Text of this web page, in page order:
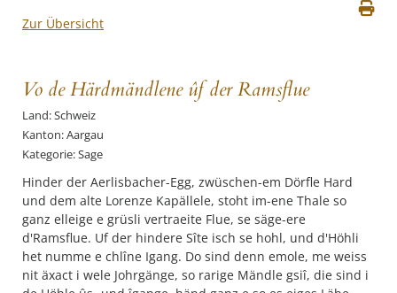
Zur Übersicht
Vo de Härdmändlene ûf der Ramsflue
Land: Schweiz
Kanton: Aargau
Kategorie: Sage
Hinder der Aerlisbacher-Egg, zwüschen-em Dörfle Hard
und dem alte Lorenze Kapällele, stoht im-ene Thale so
ganz elleige e grüsli vertraeite Flue, se säge-ere
d'Ramsflue. Uf der hindere Sîte isch se hohl, und d'Höhli
het numme e chlîne Igang. Do sind denn emole, me weiss
nit äxact i wele Johrgänge, so rarige Mändle gsiî, die sind i